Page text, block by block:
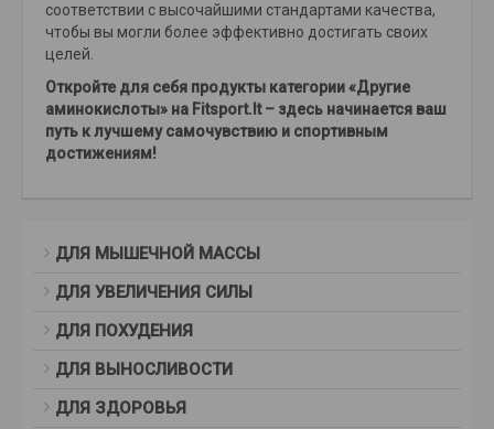
соответствии с высочайшими стандартами качества,
чтобы вы могли более эффективно достигать своих
целей.
Откройте для себя продукты категории «Другие
аминокислоты» на Fitsport.lt – здесь начинается ваш
путь к лучшему самочувствию и спортивным
достижениям!
ДЛЯ МЫШЕЧНОЙ МАССЫ
ДЛЯ УВЕЛИЧЕНИЯ СИЛЫ
ДЛЯ ПОХУДЕНИЯ
ДЛЯ ВЫНОСЛИВОСТИ
ДЛЯ ЗДОРОВЬЯ